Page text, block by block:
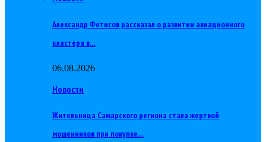
Александр Фетисов рассказал о развитии авиационного
кластера в…
06.08.2026
Новости
Жительница Самарского региона стала жертвой
мошенников при покупке…